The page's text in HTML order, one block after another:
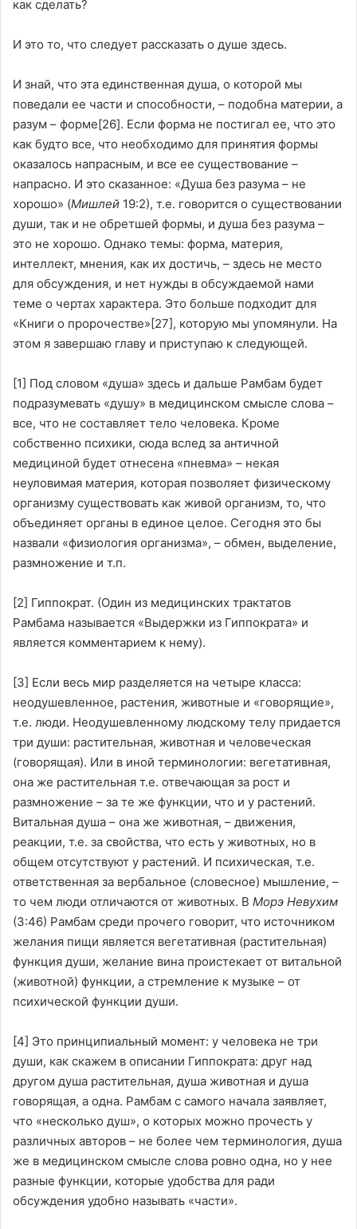
как сделать?
И это то, что следует рассказать о душе здесь.
И знай, что эта единственная душа, о которой мы
поведали ее части и способности, – подобна материи, а
разум – форме[26]. Если форма не постигал ее, что это
как будто все, что необходимо для принятия формы
оказалось напрасным, и все ее существование –
напрасно. И это сказанное: «Душа без разума – не
хорошо» (Мишлей 19:2), т.е. говорится о существовании
души, так и не обретшей формы, и душа без разума –
это не хорошо. Однако темы: форма, материя,
интеллект, мнения, как их достичь, – здесь не место
для обсуждения, и нет нужды в обсуждаемой нами
теме о чертах характера. Это больше подходит для
«Книги о пророчестве»[27], которую мы упомянули. На
этом я завершаю главу и приступаю к следующей.
[1] Под словом «душа» здесь и дальше Рамбам будет
подразумевать «душу» в медицинском смысле слова –
все, что не составляет тело человека. Кроме
собственно психики, сюда вслед за античной
медициной будет отнесена «пневма» – некая
неуловимая материя, которая позволяет физическому
организму существовать как живой организм, то, что
объединяет органы в единое целое. Сегодня это бы
назвали «физиология организма», – обмен, выделение,
размножение и т.п.
[2] Гиппократ. (Один из медицинских трактатов
Рамбама называется «Выдержки из Гиппократа» и
является комментарием к нему).
[3] Если весь мир разделяется на четыре класса:
неодушевленное, растения, животные и «говорящие»,
т.е. люди. Неодушевленному людскому телу придается
три души: растительная, животная и человеческая
(говорящая). Или в иной терминологии: вегетативная,
она же растительная т.е. отвечающая за рост и
размножение – за те же функции, что и у растений.
Витальная душа – она же животная, – движения,
реакции, т.е. за свойства, что есть у животных, но в
общем отсутствуют у растений. И психическая, т.е.
ответственная за вербальное (словесное) мышление, –
то чем люди отличаются от животных. ВМорэ Невухим
(3:46) Рамбам среди прочего говорит, что источником
желания пищи является вегетативная (растительная)
функция души, желание вина проистекает от витальной
(животной) функции, а стремление к музыке – от
психической функции души.
[4] Это принципиальный момент: у человека не три
души, как скажем в описании Гиппократа: друг над
другом душа растительная, душа животная и душа
говорящая, а одна. Рамбам с самого начала заявляет,
что «несколько душ», о которых можно прочесть у
различных авторов – не более чем терминология, душа
же в медицинском смысле слова ровно одна, но у нее
разные функции, которые удобства для ради
обсуждения удобно называть «части».